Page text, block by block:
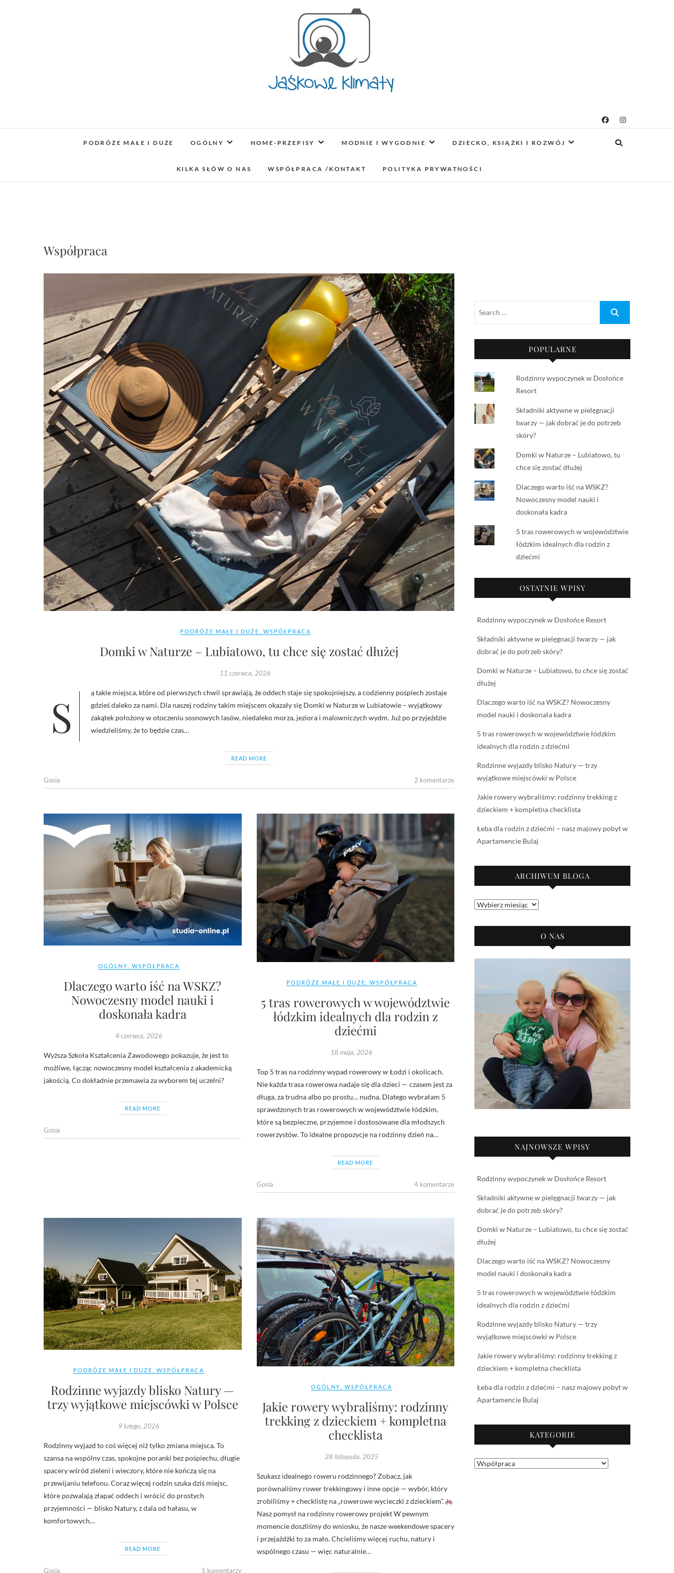
Jaśkowe klimaty-Blog rodzicielsko-
lifestylowy
OPISUJEMY ŻYCIE. ZABAWA POŁĄCZONA Z NAUKĄ, CIEKAWE PROJEKTY DIY Z DZIECKIEM,
PODRÓŻE MAŁE I DUŻE OGÓLNY HOME-PRZEPISY MODNIE I WYGODNIE DZIECKO, KSIĄŻKI I ROZWÓJ
KILKA SŁÓW O NAS WSPÓŁPRACA /KONTAKT POLITYKA PRYWATNOŚCI
Współpraca
PODRÓŻE MAŁE I DUŻE WSPÓŁPRACA
Domki w Naturze – Lubiatowo, tu chce się zostać dłużej
11 czerwca, 2026
Są takie miejsca, które od pierwszych chwil sprawiają, że oddech staje się spokojniejszy, a codzienny pośpiech zostaje
gdzieś daleko za nami. Dla naszej rodziny takim miejscem okazały się Domki w Naturze w Lubiatowie – wyjątkowy
zakątek położony w otoczeniu sosnowych lasów, niedaleko morza, jeziora i malowniczych wydm. Już po przyjeździe
wiedzieliśmy, że to będzie czas…
READ MORE
Gosia 2 komentarze
OGÓLNY WSPÓŁPRACA
Dlaczego warto iść na WSKZ?
Nowoczesny model nauki i
doskonała kadra
4 czerwca, 2026
Wyższa Szkoła Kształcenia Zawodowego pokazuje, że jest to
możliwe, łącząc nowoczesny model kształcenia z akademicką
jakością. Co dokładnie przemawia za wyborem tej uczelni?
READ MORE
Gosia
PODRÓŻE MAŁE I DUŻE WSPÓŁPRACA
5 tras rowerowych w województwie
łódzkim idealnych dla rodzin z
dziećmi
18 maja, 2026
Top 5 tras na rodzinny wypad rowerowy w Łodzi i okolicach.
Nie każda trasa rowerowa nadaje się dla dzieci — czasem jest za
długa, za trudna albo po prostu… nudna. Dlatego wybrałam 5
sprawdzonych tras rowerowych w województwie łódzkim,
które są bezpieczne, przyjemne i dostosowane dla młodszych
rowerzystów. To idealne propozycje na rodzinny dzień na…
READ MORE
Gosia 4 komentarze
PODRÓŻE MAŁE I DUŻE ,WSPÓŁPRACA
Rodzinne wyjazdy blisko Natury —
trzy wyjątkowe miejscówki w Polsce
9 lutego, 2026
Rodzinny wyjazd to coś więcej niż tylko zmiana miejsca. To
szansa na wspólny czas, spokojne poranki bez pośpiechu, długie
spacery wśród zieleni i wieczory, które nie kończą się na
przewijaniu telefonu. Coraz więcej rodzin szuka dziś miejsc,
które pozwalają złapać oddech i wrócić do prostych
przyjemności — blisko Natury, z dala od hałasu, w
komfortowych…
READ MORE
Gosia 5 komentarzy
OGÓLNY ,WSPÓŁPRACA
Jakie rowery wybraliśmy: rodzinny
trekking z dzieckiem + kompletna
checklista
28 listopada, 2025
Szukasz idealnego roweru rodzinnego? Zobacz, jak
porównaliśmy rower trekkingowy i inne opcje — wybór, który
zrobiliśmy + checklistę na „rowerowe wycieczki z dzieckiem”.
Nasz pomysł na rodzinny rowerowy projekt W pewnym
momencie doszliśmy do wniosku, że nasze weekendowe spacery
i przejażdżki to za mało. Chcieliśmy więcej ruchu, natury i
wspólnego czasu — więc naturalnie…
POPULARNE
Rodzinny wypoczynek w Dosłońce
Resort
Składniki aktywne w pielęgnacji
twarzy — jak dobrać je do potrzeb
skóry?
Domki w Naturze – Lubiatowo, tu
chce się zostać dłużej
Dlaczego warto iść na WSKZ?
Nowoczesny model nauki i
doskonała kadra
5 tras rowerowych w województwie
łódzkim idealnych dla rodzin z
dziećmi
OSTATNIE WPISY
Rodzinny wypoczynek w Dosłońce Resort
Składniki aktywne w pielęgnacji twarzy — jak
dobrać je do potrzeb skóry?
Domki w Naturze – Lubiatowo, tu chce się zostać
dłużej
Dlaczego warto iść na WSKZ? Nowoczesny
model nauki i doskonała kadra
5 tras rowerowych w województwie łódzkim
idealnych dla rodzin z dziećmi
Rodzinne wyjazdy blisko Natury — trzy
wyjątkowe miejscówki w Polsce
Jakie rowery wybraliśmy: rodzinny trekking z
dzieckiem + kompletna checklista
Łeba dla rodzin z dziećmi – nasz majowy pobyt w
Apartamencie Bulaj
ARCHIWUM BLOGA
Archiwum
O NAS
NAJNOWSZE WPISY
Rodzinny wypoczynek w Dosłońce Resort
Składniki aktywne w pielęgnacji twarzy — jak
dobrać je do potrzeb skóry?
Domki w Naturze – Lubiatowo, tu chce się zostać
dłużej
Dlaczego warto iść na WSKZ? Nowoczesny
model nauki i doskonała kadra
5 tras rowerowych w województwie łódzkim
idealnych dla rodzin z dziećmi
Rodzinne wyjazdy blisko Natury — trzy
wyjątkowe miejscówki w Polsce
Jakie rowery wybraliśmy: rodzinny trekking z
dzieckiem + kompletna checklista
Łeba dla rodzin z dziećmi – nasz majowy pobyt w
Apartamencie Bulaj
KATEGORIE
Kategorie